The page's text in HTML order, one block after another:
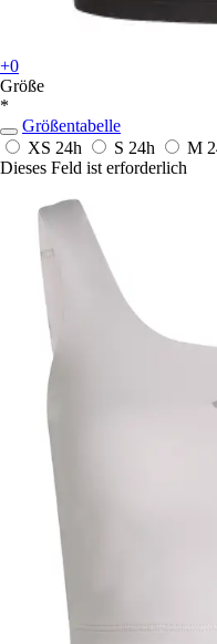
+0
Größe
*
Größentabelle
XS 24h S 24h M
Dieses Feld ist erforderlich